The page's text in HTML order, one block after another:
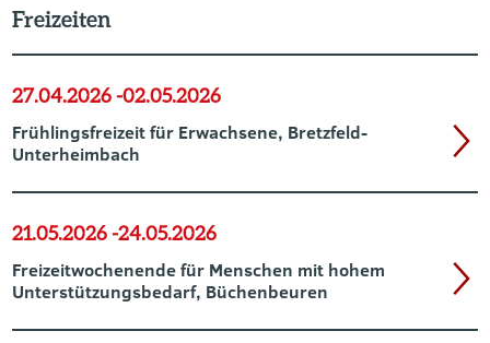
Freizeiten
27.04.2026 -02.05.2026
Frühlingsfreizeit für Erwachsene, Bretzfeld-
Unterheimbach
21.05.2026 -24.05.2026
Freizeitwochenende für Menschen mit hohem
Unterstützungsbedarf, Büchenbeuren